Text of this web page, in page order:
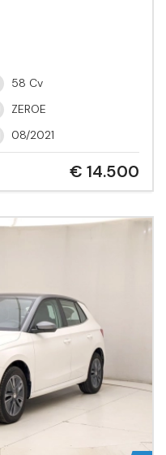
58 Cv
ZEROE
08/2021
€ 14.500